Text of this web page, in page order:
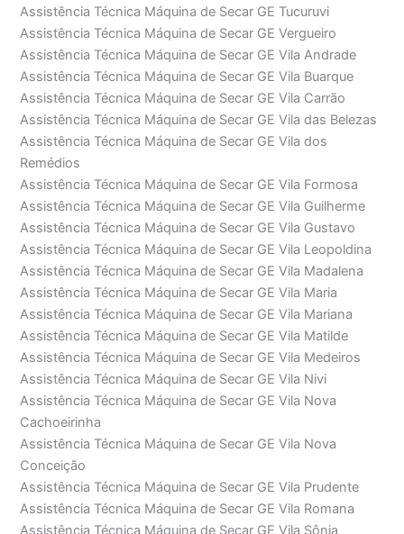
Assistência Técnica Máquina de Secar GE Tucuruvi
Assistência Técnica Máquina de Secar GE Vergueiro
Assistência Técnica Máquina de Secar GE Vila Andrade
Assistência Técnica Máquina de Secar GE Vila Buarque
Assistência Técnica Máquina de Secar GE Vila Carrão
Assistência Técnica Máquina de Secar GE Vila das Belezas
Assistência Técnica Máquina de Secar GE Vila dos
Remédios
Assistência Técnica Máquina de Secar GE Vila Formosa
Assistência Técnica Máquina de Secar GE Vila Guilherme
Assistência Técnica Máquina de Secar GE Vila Gustavo
Assistência Técnica Máquina de Secar GE Vila Leopoldina
Assistência Técnica Máquina de Secar GE Vila Madalena
Assistência Técnica Máquina de Secar GE Vila Maria
Assistência Técnica Máquina de Secar GE Vila Mariana
Assistência Técnica Máquina de Secar GE Vila Matilde
Assistência Técnica Máquina de Secar GE Vila Medeiros
Assistência Técnica Máquina de Secar GE Vila Nivi
Assistência Técnica Máquina de Secar GE Vila Nova
Cachoeirinha
Assistência Técnica Máquina de Secar GE Vila Nova
Conceição
Assistência Técnica Máquina de Secar GE Vila Prudente
Assistência Técnica Máquina de Secar GE Vila Romana
Assistência Técnica Máquina de Secar GE Vila Sônia